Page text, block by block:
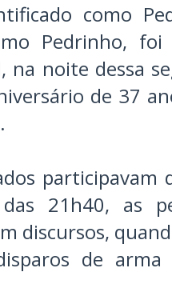
como
Pedrinho,
na noite dessa
de 37
21h40, as
discursos,
de